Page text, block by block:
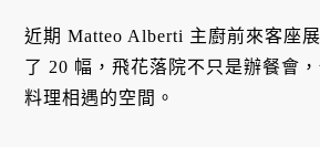
近期 Matteo Alberti 主廚前來客座
了 20 幅，飛花落院不只是辦餐會
料理相遇的空間。